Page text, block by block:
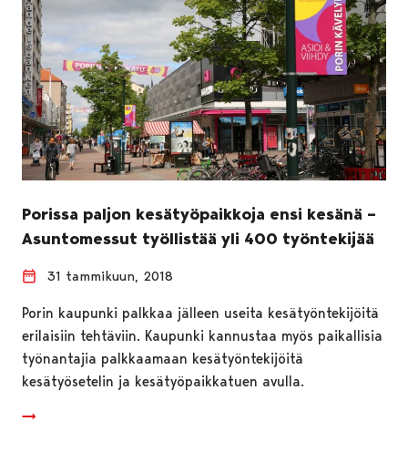
Porissa paljon kesätyöpaikkoja ensi kesänä –
Asuntomessut työllistää yli 400 työntekijää
31 tammikuun, 2018
Porin kaupunki palkkaa jälleen useita kesätyöntekijöitä
erilaisiin tehtäviin. Kaupunki kannustaa myös paikallisia
työnantajia palkkaamaan kesätyöntekijöitä
kesätyösetelin ja kesätyöpaikkatuen avulla.